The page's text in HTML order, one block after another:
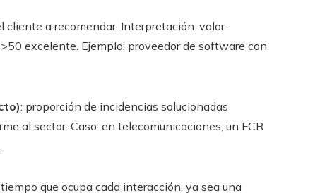
cliente a recomendar. Interpretación: valor
excelente. Ejemplo: proveedor de software con
: proporción de incidencias solucionadas
al sector. Caso: en telecomunicaciones, un FCR
que ocupa cada interacción, ya sea una